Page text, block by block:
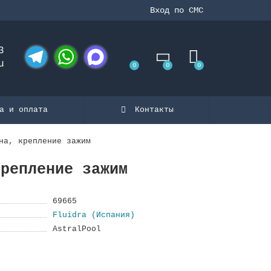
Вход по СМС
0 0 0
и оплата Контакты
крепление зажим
зажим
69665
Fluidra (Испания)
AstralPool